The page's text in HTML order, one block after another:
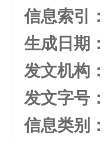
信息索引：
生成日期：
发文机构：
发文字号：
信息类别：